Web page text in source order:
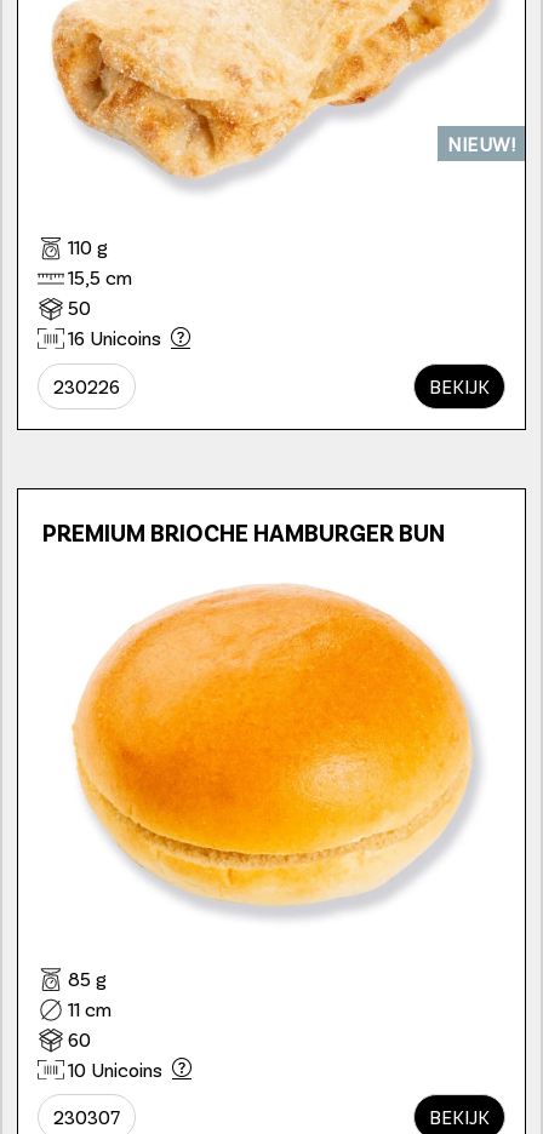
NIEUW!
110 g
15,5 cm
50
16 Unicoins
230226 BEKIJK
PREMIUM BRIOCHE HAMBURGER BUN
85 g
11 cm
60
10 Unicoins
230307 BEKIJK